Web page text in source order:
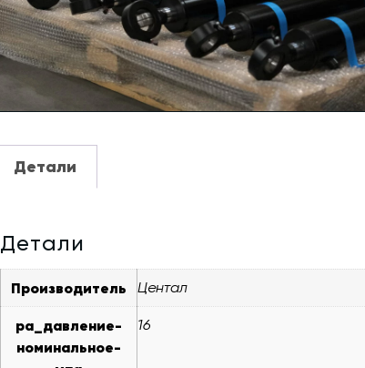
Детали
Детали
Производитель Центал
pa_давление-
номинальное-
16